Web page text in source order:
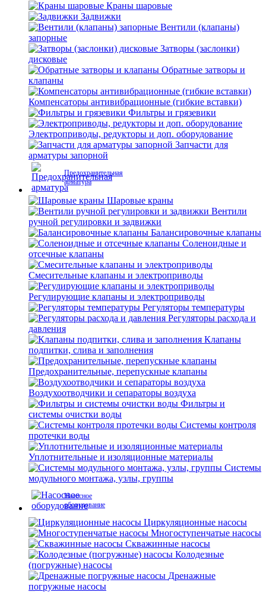
Краны шаровые
Задвижки
Вентили (клапаны)
запорные
Затворы (заслонки)
дисковые
Обратные затворы и
клапаны
Компенсаторы антивибрационные (гибкие вставки)
Фильтры и грязевики
Электроприводы, редукторы и доп. оборудование
Запчасти для
арматуры запорной
Предохранительная
арматура
Шаровые краны
Вентили
ручной регулировки и задвижки
Балансировочные клапаны
Соленоидные и
отсечные клапаны
Смесительные клапаны и электроприводы
Регулирующие клапаны и электроприводы
Регуляторы температуры
Регуляторы расхода и
давления
Клапаны
подпитки, слива и заполнения
Предохранительные, перепускные клапаны
Воздухоотводчики и сепараторы воздуха
Фильтры и
системы очистки воды
Системы контроля
протечки воды
Уплотнительные и изоляционные материалы
Системы
модульного монтажа, узлы, группы
Насосное
оборудование
Циркуляционные насосы
Многоступенчатые насосы
Скважинные насосы
Колодезные
(погружные) насосы
Дренажные
погружные насосы